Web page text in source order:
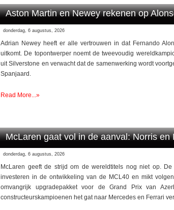
Aston Martin en Newey rekenen op
donderdag, 6 augustus, 2026
Adrian Newey heeft er alle vertrouwen in dat Fernando
uitkomt. De topontwerper noemt de tweevoudig
uit Silverstone en verwacht dat de samenwerking wordt
Spanjaard.
Read More...»
McLaren gaat vol in de aanval: Norris
donderdag, 6 augustus, 2026
McLaren geeft de strijd om de wereldtitels nog niet op.
investeren in de ontwikkeling van de MCL40 en mikt
omvangrijk upgradepakket voor de Grand Prix van
constructeurskampioenen het gat naar Mercedes en Ferrari